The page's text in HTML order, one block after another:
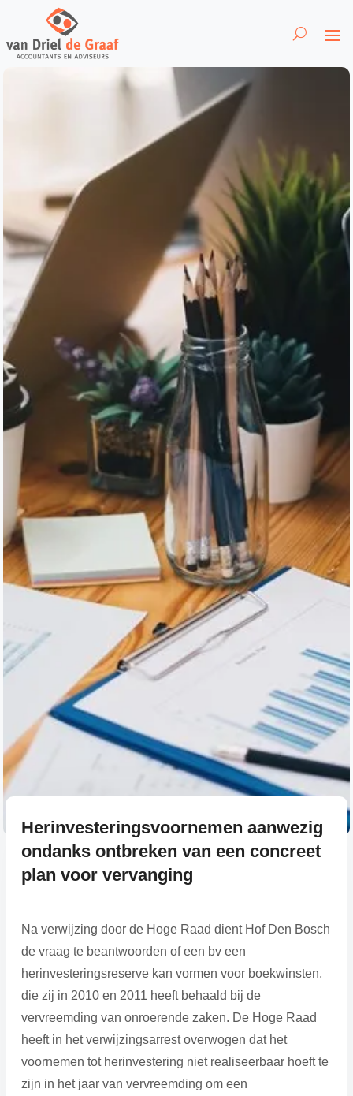
Herinvesteringsvoornemen aanwezig
ondanks ontbreken van een concreet
plan voor vervanging
Na verwijzing door de Hoge Raad dient Hof Den Bosch
de vraag te beantwoorden of een bv een
herinvesteringsreserve kan vormen voor boekwinsten,
die zij in 2010 en 2011 heeft behaald bij de
vervreemding van onroerende zaken. De Hoge Raad
heeft in het verwijzingsarrest overwogen dat het
voornemen tot herinvestering niet realiseerbaar hoeft te
zijn in het jaar van vervreemding om een